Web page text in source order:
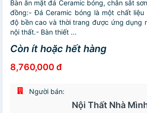
Bàn ăn mặt đá Ceramic bóng, chân sắt
đồng:- Đá Ceramic bóng là một chất
độ bền cao và thời trang được ứng dụng
nội thất.- Bàn thiết ...
Còn ít hoặc hết hàng
8,760,000 đ
Người bán:
Nội Thất Nhà